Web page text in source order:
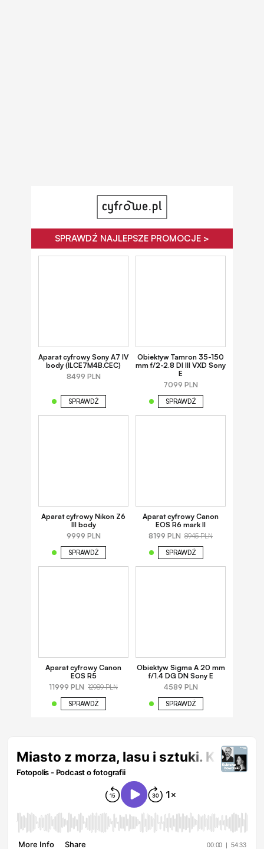
SPRAWDŹ NAJLEPSZE PROMOCJE >
Aparat cyfrowy Sony A7 IV
body (ILCE7M4B.CEC)
8499 PLN
SPRAWDŹ
Obiektyw Tamron 35-150
mm f/2-2.8 DI III VXD Sony
E
7099 PLN
SPRAWDŹ
Aparat cyfrowy Nikon Z6
III body
9999 PLN
SPRAWDŹ
Aparat cyfrowy Canon
EOS R6 mark II
8199 PLN 8945 PLN
SPRAWDŹ
Aparat cyfrowy Canon
EOS R5
11999 PLN 12989 PLN
SPRAWDŹ
Obiektyw Sigma A 20 mm
f/1.4 DG DN Sony E
4589 PLN
SPRAWDŹ